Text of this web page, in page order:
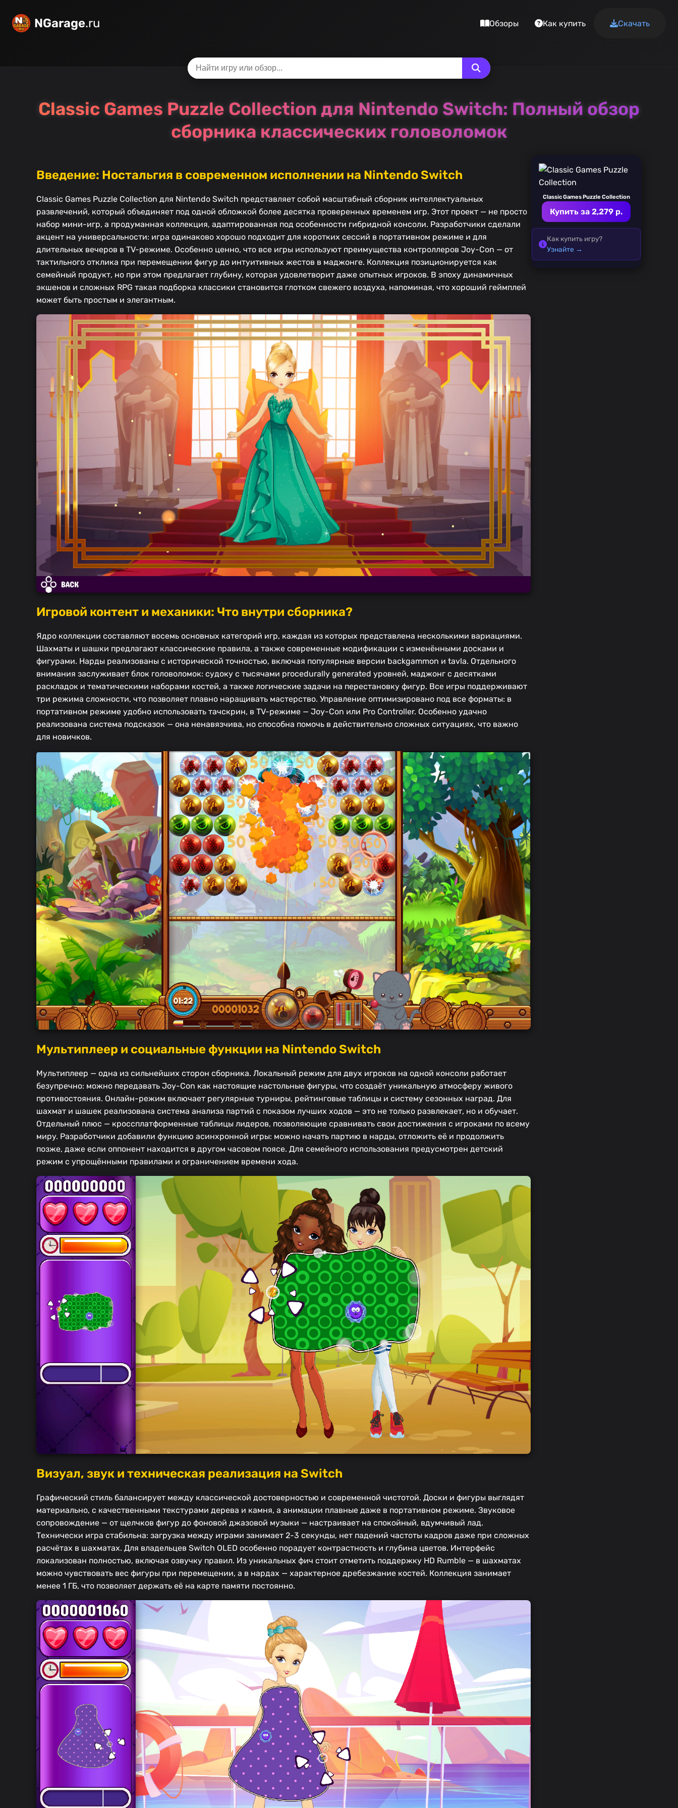
NGarage.ru Обзоры Как купить Скачать
Classic Games Puzzle Collection для Nintendo Switch: Полный обзор
сборника классических головоломок
Введение: Ностальгия в современном исполнении на Nintendo Switch
Classic Games Puzzle Collection для Nintendo Switch представляет собой масштабный сборник интеллектуальных
развлечений, который объединяет под одной обложкой более десятка проверенных временем игр. Этот проект — не просто
набор мини-игр, а продуманная коллекция, адаптированная под особенности гибридной консоли. Разработчики сделали
акцент на универсальности: игра одинаково хорошо подходит для коротких сессий в портативном режиме и для
длительных вечеров в TV-режиме. Особенно ценно, что все игры используют преимущества контроллеров Joy-Con — от
тактильного отклика при перемещении фигур до интуитивных жестов в маджонге. Коллекция позиционируется как
семейный продукт, но при этом предлагает глубину, которая удовлетворит даже опытных игроков. В эпоху динамичных
экшенов и сложных RPG такая подборка классики становится глотком свежего воздуха, напоминая, что хороший геймплей
может быть простым и элегантным.
Игровой контент и механики: Что внутри сборника?
Ядро коллекции составляют восемь основных категорий игр, каждая из которых представлена несколькими вариациями.
Шахматы и шашки предлагают классические правила, а также современные модификации с изменёнными досками и
фигурами. Нарды реализованы с исторической точностью, включая популярные версии backgammon и tavla. Отдельного
внимания заслуживает блок головоломок: судоку с тысячами procedurally generated уровней, маджонг с десятками
раскладок и тематическими наборами костей, а также логические задачи на перестановку фигур. Все игры поддерживают
три режима сложности, что позволяет плавно наращивать мастерство. Управление оптимизировано под все форматы: в
портативном режиме удобно использовать тачскрин, в TV-режиме — Joy-Con или Pro Controller. Особенно удачно
реализована система подсказок — она ненавязчива, но способна помочь в действительно сложных ситуациях, что важно
для новичков.
Мультиплеер и социальные функции на Nintendo Switch
Мультиплеер — одна из сильнейших сторон сборника. Локальный режим для двух игроков на одной консоли работает
безупречно: можно передавать Joy-Con как настоящие настольные фигуры, что создаёт уникальную атмосферу живого
противостояния. Онлайн-режим включает регулярные турниры, рейтинговые таблицы и систему сезонных наград. Для
шахмат и шашек реализована система анализа партий с показом лучших ходов — это не только развлекает, но и обучает.
Отдельный плюс — кроссплатформенные таблицы лидеров, позволяющие сравнивать свои достижения с игроками по всему
миру. Разработчики добавили функцию асинхронной игры: можно начать партию в нарды, отложить её и продолжить
позже, даже если оппонент находится в другом часовом поясе. Для семейного использования предусмотрен детский
режим с упрощёнными правилами и ограничением времени хода.
Визуал, звук и техническая реализация на Switch
Графический стиль балансирует между классической достоверностью и современной чистотой. Доски и фигуры выглядят
материально, с качественными текстурами дерева и камня, а анимации плавные даже в портативном режиме. Звуковое
сопровождение — от щелчков фигур до фоновой джазовой музыки — настраивает на спокойный, вдумчивый лад.
Технически игра стабильна: загрузка между играми занимает 2-3 секунды, нет падений частоты кадров даже при сложных
расчётах в шахматах. Для владельцев Switch OLED особенно порадует контрастность и глубина цветов. Интерфейс
локализован полностью, включая озвучку правил. Из уникальных фич стоит отметить поддержку HD Rumble — в шахматах
можно чувствовать вес фигуры при перемещении, а в нардах — характерное дребезжание костей. Коллекция занимает
менее 1 ГБ, что позволяет держать её на карте памяти постоянно.
Classic Games Puzzle Collection
Купить за 2,279 р.
Как купить игру?
Узнайте →